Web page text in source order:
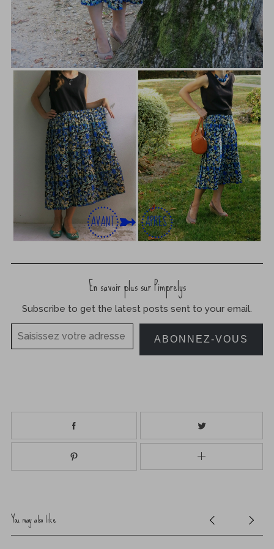
En savoir plus sur Pimprelys
Subscribe to get the latest posts sent to your email.
Saisissez votre adresse e-mail…
ABONNEZ-VOUS
You may also like